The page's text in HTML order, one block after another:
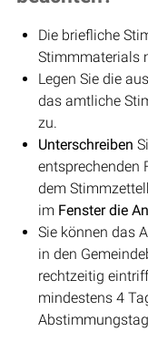
Die briefliche
Stimmmaterials
Legen Sie die
das amtliche
zu.
Unterschreiben
entsprechenden
dem
im Fenster die
Sie können das
in den
rechtzeitig
mindestens 4